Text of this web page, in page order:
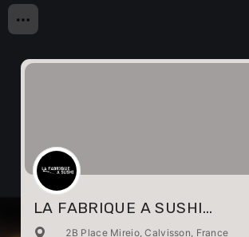
LA FABRIQUE A SUSHI
CALVISSON
2B Place Mireio, Calvisson, France